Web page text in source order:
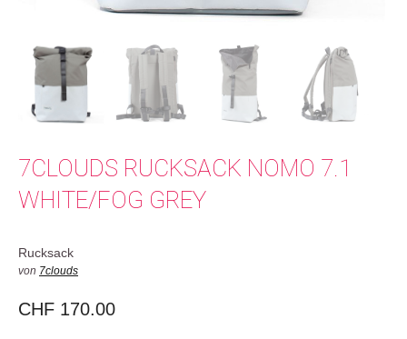
7CLOUDS RUCKSACK NOMO 7.1
WHITE/FOG GREY
Rucksack
von 7clouds
CHF 170.00